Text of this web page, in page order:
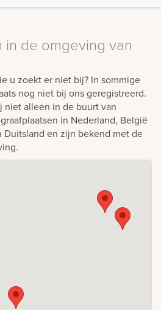
in de omgeving van
u zoekt er niet bij? In sommige
nog niet bij ons geregistreerd.
niet alleen in de buurt van
in Nederland, België
Duitsland en zijn bekend met de